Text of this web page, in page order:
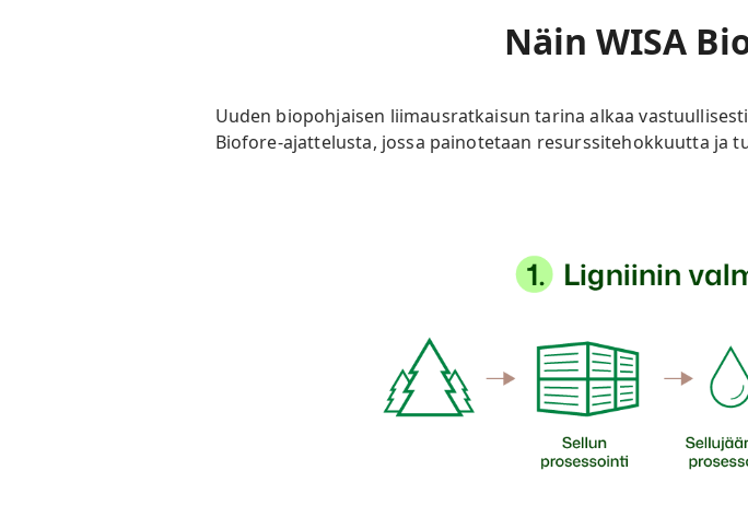
Näin WISA
Uuden biopohjaisen liimausratkaisun tarina alkaa
Biofore-ajattelusta, jossa painotetaan resurssitehokkuutta ja